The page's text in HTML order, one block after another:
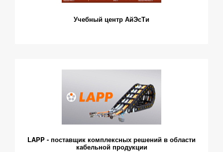
Учебный центр АйЭсТи
LAPP - поставщик комплексных решений в области
кабельной продукции